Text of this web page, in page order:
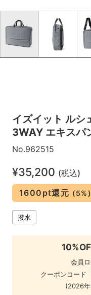
イズイット ルシ
3WAY エキスパ
No.962515
¥35,200 (税込)
1600pt還元 (5%)
撥水
会員
クーポンコード
(2026